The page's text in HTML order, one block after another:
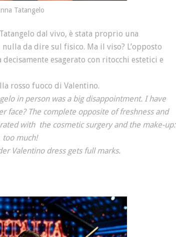
Tatangelo
dal vivo, è stata proprio una
da dire sul fisico. Ma il viso? L’opposto
esagerato con ritocchi estetici e
rosso fuoco di Valentino.
in person was a big disappointment. I have
face? The complete opposite of freshness and
with the cosmetic surgery and the make-up:
too much!
Valentino dress gets full marks.